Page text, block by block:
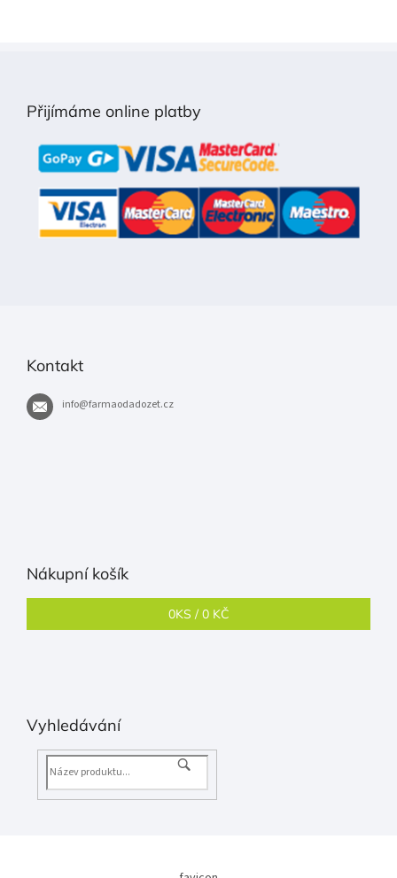
Přijímáme online platby
Kontakt
info@farmaodadozet.cz
Nákupní košík
0KS /0 KČ
Vyhledávání